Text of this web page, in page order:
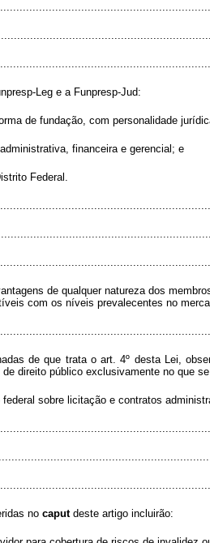
Leg e a Funpresp-Jud:
de fundação, com personalidade
financeira e gerencial; e
Federal.
de qualquer natureza dos
com os níveis prevalecentes no
de que trata o art. 4º desta Lei,
direito público exclusivamente no que
federal sobre licitação e contratos
no caputdeste artigo incluirão: